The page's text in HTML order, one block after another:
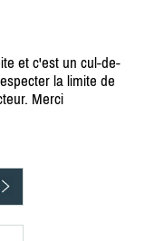
et c'est un cul-de-
la limite de
Merci